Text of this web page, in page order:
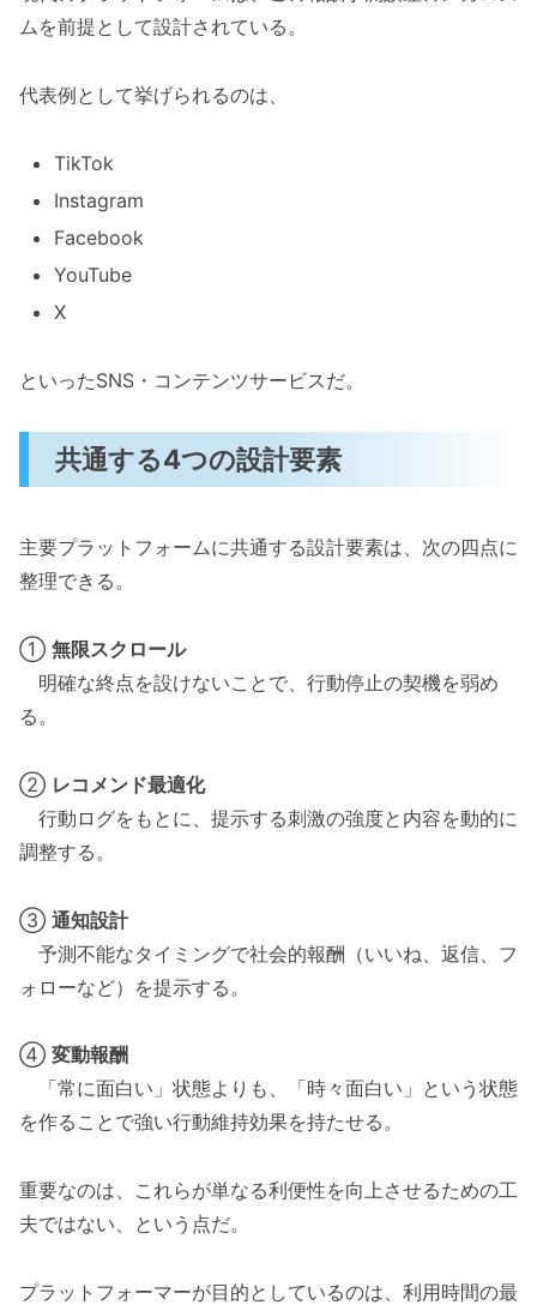
ムを前提として設計されている。
代表例として挙げられるのは、
TikTok
Instagram
Facebook
YouTube
X
といったSNS・コンテンツサービスだ。
共通する4つの設計要素
主要プラットフォームに共通する設計要素は、次の四点に
整理できる。
① 無限スクロール
明確な終点を設けないことで、行動停止の契機を弱め
る。
② レコメンド最適化
行動ログをもとに、提示する刺激の強度と内容を動的に
調整する。
③ 通知設計
予測不能なタイミングで社会的報酬（いいね、返信、フ
ォローなど）を提示する。
④ 変動報酬
「常に面白い」状態よりも、「時々面白い」という状態
を作ることで強い行動維持効果を持たせる。
重要なのは、これらが単なる利便性を向上させるための工
夫ではない、という点だ。
プラットフォーマーが目的としているのは、利用時間の最